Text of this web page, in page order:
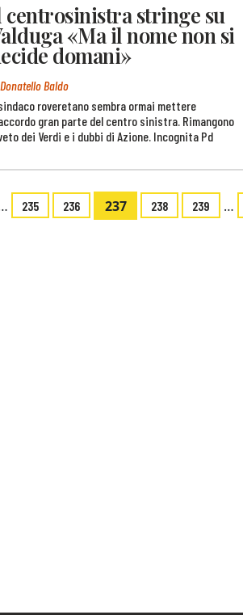
centrosinistra stringe su
«Ma il nome non si
domani»
Baldo
roveretano sembra ormai mettere
gran parte del centro sinistra. Rimangono
dei Verdi e i dubbi di Azione. Incognita Pd
235 236 237 238 239 …